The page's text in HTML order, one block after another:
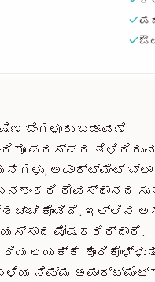
ಬೆಂಗಳೂರು ಬಡಾವಣೆ
ಪರಸ್ಪರ ತಿಳಿದಿರುವ
ಅಪಾರ್ಟ್‌ಮೆಂಟ್
ದೇವಸ್ಥಾನದ
ಇಲ್ಲಿನ
ಪೋಷಕರಿದ್ದಾರೆ.
ಲಯಕ್ಕೆ
ನಿಮ್ಮ